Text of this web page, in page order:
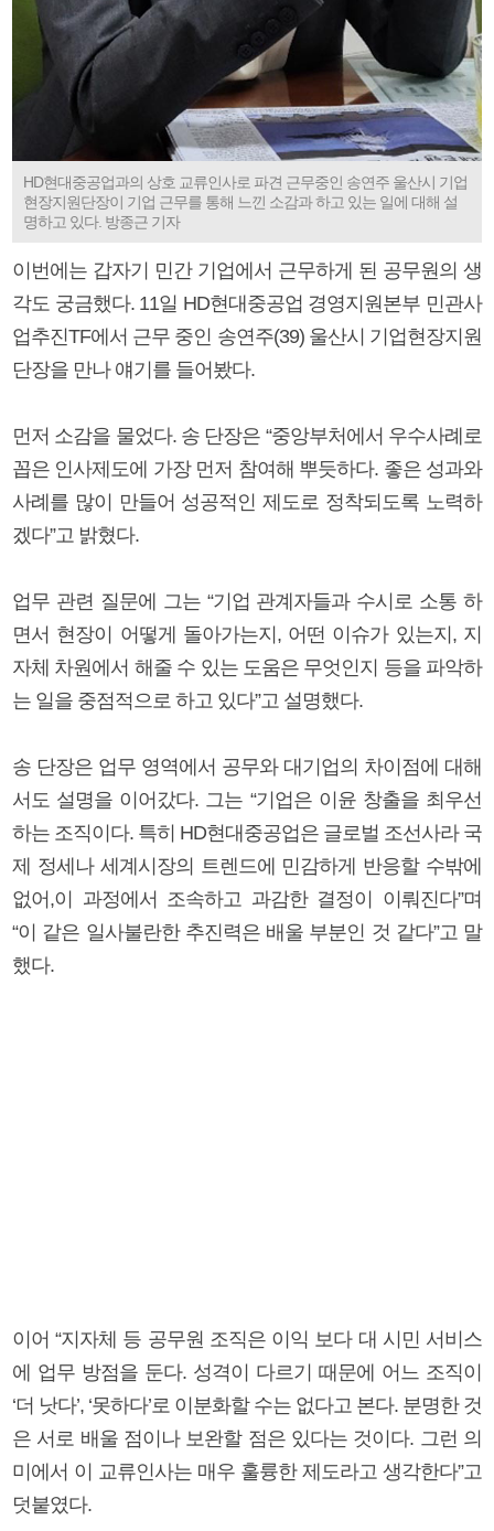
HD현대중공업과의 상호 교류인사로 파견 근무중인 송연주 울산시 기업
현장지원단장이 기업 근무를 통해 느낀 소감과 하고 있는 일에 대해 설
명하고 있다. 방종근 기자
이번에는 갑자기 민간 기업에서 근무하게 된 공무원의 생
각도 궁금했다. 11일 HD현대중공업 경영지원본부 민관사
업추진TF에서 근무 중인 송연주(39) 울산시 기업현장지원
단장을 만나 얘기를 들어봤다.
먼저 소감을 물었다. 송 단장은 “중앙부처에서 우수사례로
꼽은 인사제도에 가장 먼저 참여해 뿌듯하다. 좋은 성과와
사례를 많이 만들어 성공적인 제도로 정착되도록 노력하
겠다”고 밝혔다.
업무 관련 질문에 그는 “기업 관계자들과 수시로 소통 하
면서 현장이 어떻게 돌아가는지, 어떤 이슈가 있는지, 지
자체 차원에서 해줄 수 있는 도움은 무엇인지 등을 파악하
는 일을 중점적으로 하고 있다”고 설명했다.
송 단장은 업무 영역에서 공무와 대기업의 차이점에 대해
서도 설명을 이어갔다. 그는 “기업은 이윤 창출을 최우선
하는 조직이다. 특히 HD현대중공업은 글로벌 조선사라 국
제 정세나 세계시장의 트렌드에 민감하게 반응할 수밖에
없어,이 과정에서 조속하고 과감한 결정이 이뤄진다”며
“이 같은 일사불란한 추진력은 배울 부분인 것 같다”고 말
했다.
이어 “지자체 등 공무원 조직은 이익 보다 대 시민 서비스
에 업무 방점을 둔다. 성격이 다르기 때문에 어느 조직이
‘더 낫다’, ‘못하다’로 이분화할 수는 없다고 본다. 분명한 것
은 서로 배울 점이나 보완할 점은 있다는 것이다. 그런 의
미에서 이 교류인사는 매우 훌륭한 제도라고 생각한다”고
덧붙였다.